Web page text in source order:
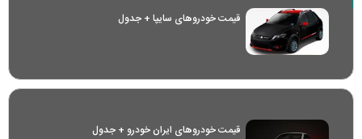
قیمت خودرو‌های سایپا + جدول
قیمت خودرو‌های ایران خودرو + جدول